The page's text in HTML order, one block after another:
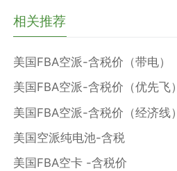
相关推荐
美国FBA空派-含税价（带电）
美国FBA空派-含税价（优先飞）
美国FBA空派-含税价（经济线）
美国空派纯电池-含税
美国FBA空卡 -含税价